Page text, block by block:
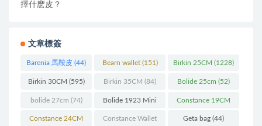
擇什麽皮？
文章標簽
Barenia 馬鞍皮 (44) Bearn wallet(151) Birkin 25CM (1228)
Birkin 30CM (595) Birkin 35CM (84) Bolide 25cm (52)
bolide 27cm (74) Bolide 1923 Mini
(93)
Constance 19CM
(571)
Constance 24CM Constance Wallet Geta bag (44)